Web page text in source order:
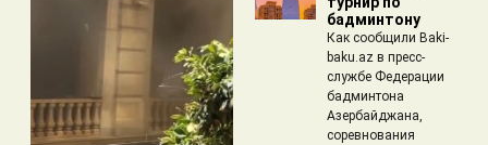
бадминтону
Как сообщили Baki-
baku.az в пресс-
службе Федерации
бадминтона
Азербайджана,
соревнования